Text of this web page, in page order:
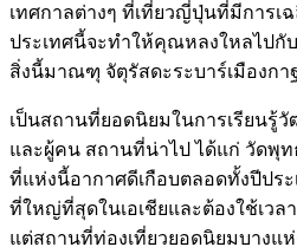
เทศกาลต่างๆ ที่เที่ยวญี่ปุ่นที่มีการเ
ประเทศนี้จะทำให้คุณหลงใหลไป
สิ่งนี้มาณฑุ จัตุรัสดะระบาร์เมืองก
เป็นสถานที่ยอดนิยมในการเรียนรู้
และผู้คน สถานที่น่าไป ได้แก่ วัดพุ
ที่แห่งนี้อากาศดีเกือบตลอดทั้งปีปร
ที่ใหญ่ที่สุดในเอเชียและต้องใช้เวล
แต่สถานที่ท่องเที่ยวยอดนิยมบางแ